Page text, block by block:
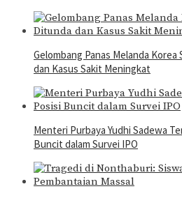
Gelombang Panas Melanda
dan Kasus Sakit Meningkat
Menteri Purbaya Yudhi Sadewa
Buncit dalam Survei IPO